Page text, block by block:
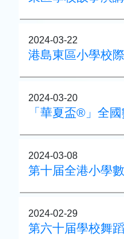
2024-03-22
港島東區小學校
2024-03-20
2024-03-08
第十届全港小學
2024-02-29
第六十届學校舞